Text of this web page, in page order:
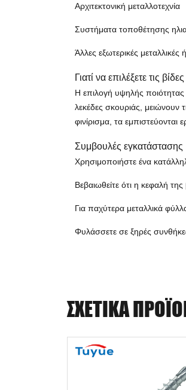
Αρχιτεκτονική μεταλλοτεχνία
Συστήματα τοποθέτησης
Άλλες εξωτερικές μεταλλικές
Γιατί να επιλέξετε τις
Η επιλογή υψηλής
λεκέδες σκουριάς, μειώνουν
φινίρισμα, τα εμπιστεύονται
Συμβουλές εγκατάστασης
Χρησιμοποιήστε ένα
Βεβαιωθείτε ότι η κεφαλή
Για παχύτερα μεταλλικά
Φυλάσσετε σε ξηρές
ΣΧΕΤΙΚΆ